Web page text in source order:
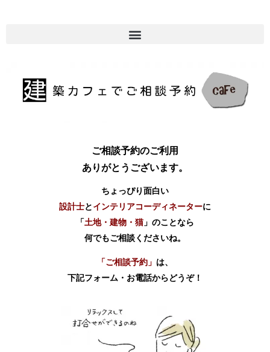
ご相談予約のご利用
ありがとうございます。
ちょっぴり面白い
設計士と インテリアコーディネーターに
「土地・建物・猫 」のことなら
何でもご相談くださいね。
「ご相談予約」 は、
下記フォーム・お電話からどうぞ！